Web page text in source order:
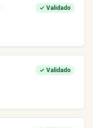
✓ Validado
✓ Validado